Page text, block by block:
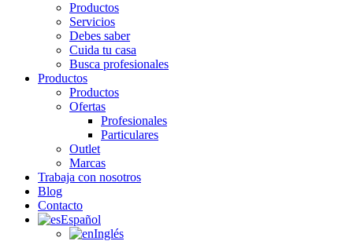
Productos
Servicios
Debes saber
Cuida tu casa
Busca profesionales
Productos
Productos
Ofertas
Profesionales
Particulares
Outlet
Marcas
Trabaja con nosotros
Blog
Contacto
Español
Inglés